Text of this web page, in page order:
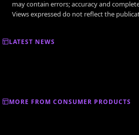
may contain errors; accuracy and
Views expressed do not reflect the
LATEST NEWS
MORE FROM CONSUMER PRODUCTS